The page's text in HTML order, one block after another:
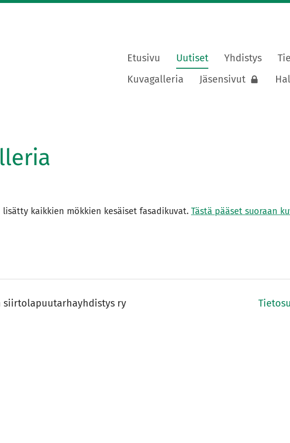
siirtolapuutarhayhdistys ry
Etusivu Uutiset Yhdistys
Kuvagalleria
Jäsensivut
lisätty kaikkien mökkien kesäiset fasadikuvat. Tästä pääset suoraan
siirtolapuutarhayhdistys ry